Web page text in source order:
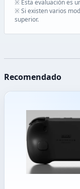
※ Esta evaluación es
※ Si existen varios
superior.
Recomendado